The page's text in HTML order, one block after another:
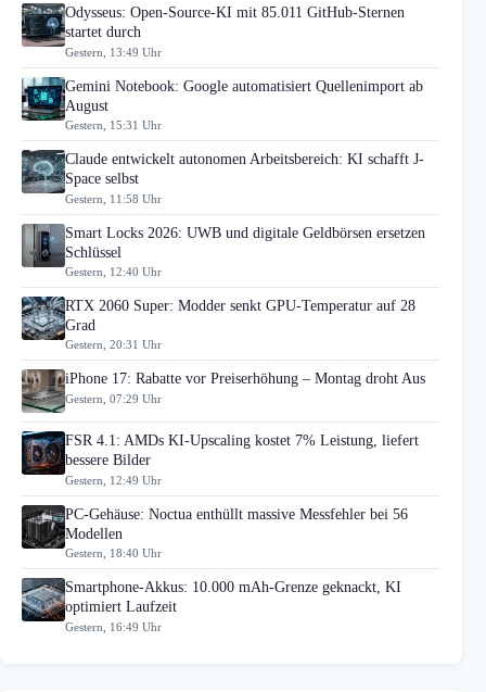
Odysseus: Open-Source-KI mit 85.011 GitHub-Sternen
startet durch
Gestern, 13:49 Uhr
Gemini Notebook: Google automatisiert Quellenimport ab
August
Gestern, 15:31 Uhr
Claude entwickelt autonomen Arbeitsbereich: KI schafft J-
Space selbst
Gestern, 11:58 Uhr
Smart Locks 2026: UWB und digitale Geldbörsen ersetzen
Schlüssel
Gestern, 12:40 Uhr
RTX 2060 Super: Modder senkt GPU-Temperatur auf 28
Grad
Gestern, 20:31 Uhr
iPhone 17: Rabatte vor Preiserhöhung – Montag droht Aus
Gestern, 07:29 Uhr
FSR 4.1: AMDs KI-Upscaling kostet 7% Leistung, liefert
bessere Bilder
Gestern, 12:49 Uhr
PC-Gehäuse: Noctua enthüllt massive Messfehler bei 56
Modellen
Gestern, 18:40 Uhr
Smartphone-Akkus: 10.000 mAh-Grenze geknackt, KI
optimiert Laufzeit
Gestern, 16:49 Uhr